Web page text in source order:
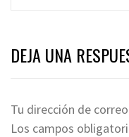
DEJA UNA
Tu dirección de
Los campos